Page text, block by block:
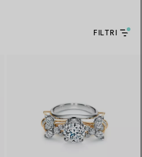
FILTRI